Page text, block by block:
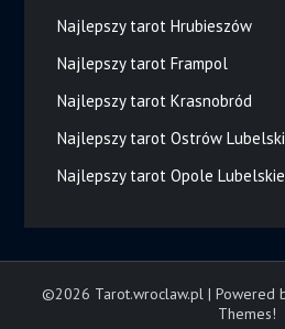
Najlepszy tarot Hrubieszów
Najlepszy tarot Frampol
Najlepszy tarot Krasnobród
Najlepszy tarot Ostrów Lubelski
Najlepszy tarot Opole Lubelskie
©2026 Tarot.wroclaw.pl | Powered
Themes!